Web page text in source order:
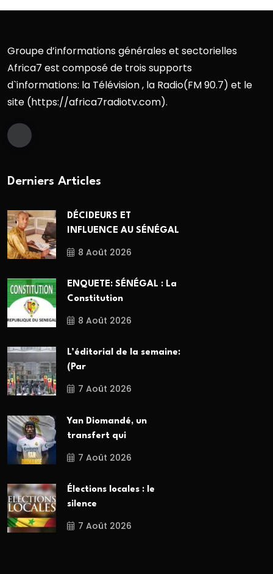
Groupe d’informations générales et sectorielles
Africa7 est composé de trois supports
d`informations: la Télévision , la Radio(FM 90.7) et le
site (https://africa7radiotv.com).
Derniers Articles
DÉCIDEURS ET
INFLUENCE AU SÉNÉGAL
8 Août 2026
ENQUETE: SÉNÉGAL : La
Constitution
8 Août 2026
L’éditorial de la semaine:
(Par
7 Août 2026
Yan Diomandé, un
transfert qui
7 Août 2026
Élections locales : le
silence
7 Août 2026